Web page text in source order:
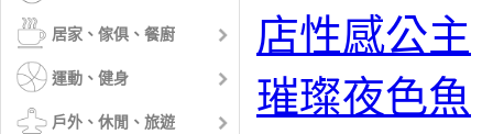
居家、傢俱、餐廚
運動、健身
戶外、休閒、旅遊
店性感公主
璀璨夜色魚